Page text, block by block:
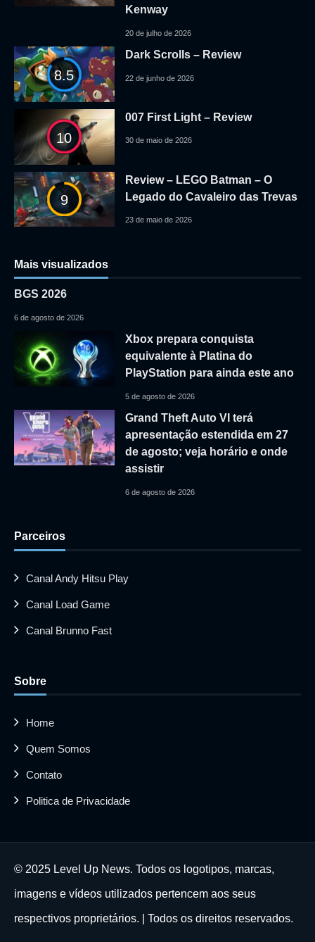
Kenway
20 de julho de 2026
8.5
Dark Scrolls – Review
22 de junho de 2026
10
007 First Light – Review
30 de maio de 2026
9
Review – LEGO Batman – O
Legado do Cavaleiro das Trevas
23 de maio de 2026
Mais visualizados
BGS 2026
6 de agosto de 2026
Xbox prepara conquista
equivalente à Platina do
PlayStation para ainda este ano
5 de agosto de 2026
Grand Theft Auto VI terá
apresentação estendida em 27
de agosto; veja horário e onde
assistir
6 de agosto de 2026
Parceiros
Canal Andy Hitsu Play
Canal Load Game
Canal Brunno Fast
Sobre
Home
Quem Somos
Contato
Politica de Privacidade
© 2025 Level Up News. Todos os logotipos, marcas,
imagens e vídeos utilizados pertencem aos seus
respectivos proprietários. | Todos os direitos reservados.